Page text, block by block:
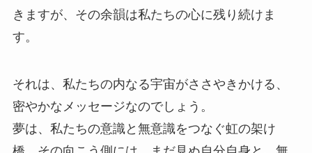
きますが、その余韻は私たちの心に残り続けま
す。
それは、私たちの内なる宇宙がささやきかける、
密やかなメッセージなのでしょう。
夢は、私たちの意識と無意識をつなぐ虹の架け